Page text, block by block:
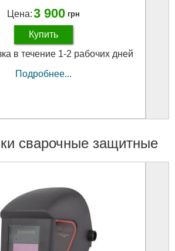
Цена:3 900 грн
Купить
в течение 1-2 рабочих дней
Подробнее...
сварочные защитные